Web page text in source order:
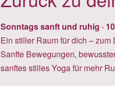
Sonntags sanft und ruhig ·
Ein stiller Raum für dich –
Sanfte Bewegungen,
sanftes stilles Yoga für mehr